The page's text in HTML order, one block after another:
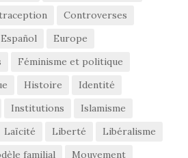
Controverses
Español
Europe
Féminisme et politique
Histoire
Identité
Institutions
Islamisme
Laïcité Liberté
Libéralisme
familial
Mouvement